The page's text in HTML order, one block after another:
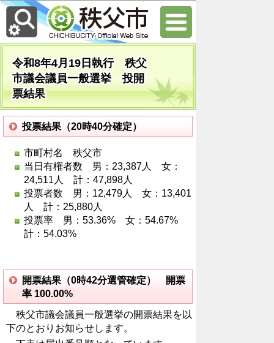
令和8年4月19日執行 秩父
市議会議員一般選挙 投開
票結果
投票結果（20時40分確定）
市町村名 秩父市
当日有権者数 男：23,387人 女：
24,511人 計：47,898人
投票者数 男：12,479人 女：13,401
人 計：25,880人
投票率 男：53.36% 女：54.67%
計：54.03%
開票結果（0時42分選管確定） 開票
率 100.00%
秩父市議会議員一般選挙の開票結果を以
下のとおりお知らせします。